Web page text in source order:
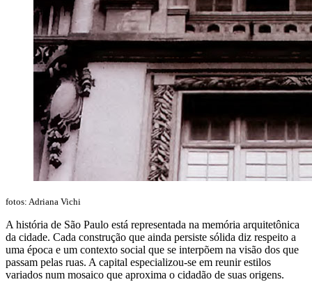
fotos: Adriana Vichi
A história de São Paulo está representada na memória arquitetônica
da cidade. Cada construção que ainda persiste sólida diz respeito a
uma época e um contexto social que se interpõem na visão dos que
passam pelas ruas. A capital especializou-se em reunir estilos
variados num mosaico que aproxima o cidadão de suas origens.